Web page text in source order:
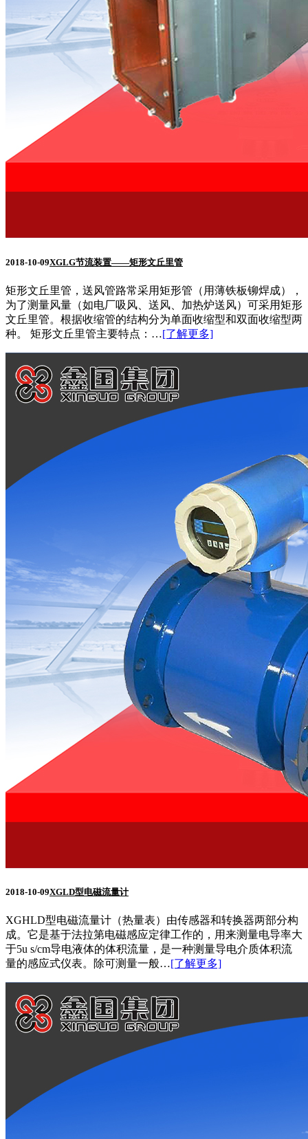
2018-10-09XGLG节流装置——矩形文丘里管
矩形文丘里管，送风管路常采用矩形管（用薄铁板铆焊成），
为了测量风量（如电厂吸风、送风、加热炉送风）可采用矩形
文丘里管。根据收缩管的结构分为单面收缩型和双面收缩型两
种。 矩形文丘里管主要特点：…[了解更多]
2018-10-09XGLD型电磁流量计
XGHLD型电磁流量计（热量表）由传感器和转换器两部分构
成。它是基于法拉第电磁感应定律工作的，用来测量电导率大
于5u s/cm导电液体的体积流量，是一种测量导电介质体积流
量的感应式仪表。除可测量一般…[了解更多]